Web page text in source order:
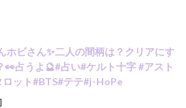
ホビさん✨二人の間柄は？クリアにす
👀占うよ🔮#占い#ケルト十字 #アスト
ロット#BTS#テテ#j-HoPe